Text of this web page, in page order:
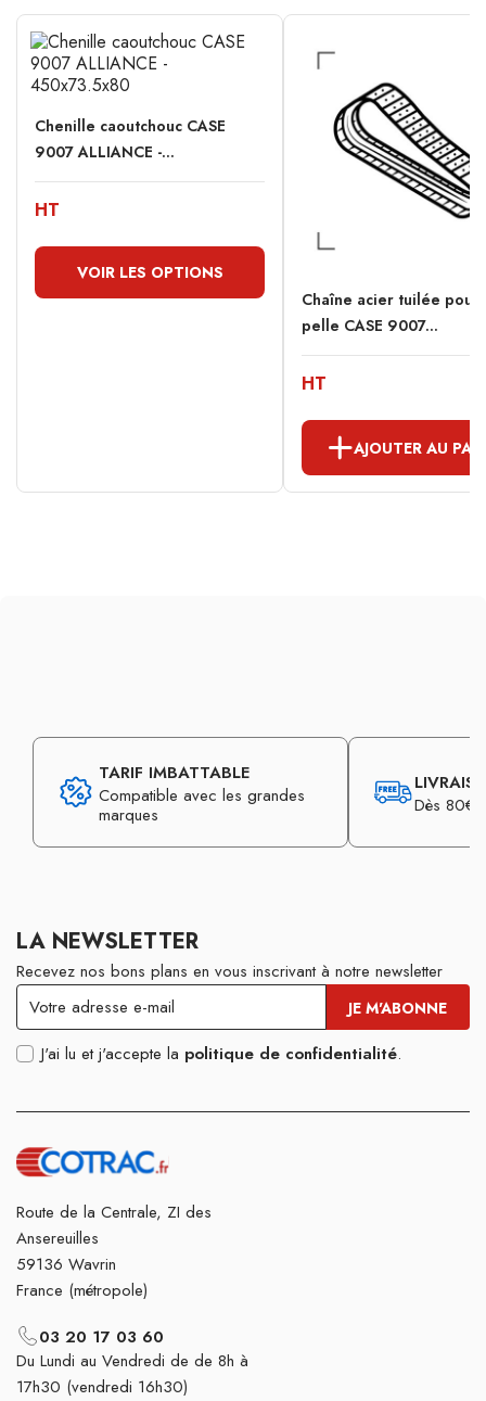
Chenille caoutchouc CASE
9007 ALLIANCE -...
HT
VOIR LES OPTIONS
Chaîne acier tuilée pour
pelle CASE 9007...
HT
AJOUTER AU
TARIF IMBATTABLE
Compatible avec les grandes
marques
Dès 80€
LA NEWSLETTER
Recevez nos bons plans en vous inscrivant à notre newsletter
J'ai lu et j'accepte la politique de confidentialité.
Route de la Centrale, ZI des
Ansereuilles
59136 Wavrin
France (métropole)
03 20 17 03 60
Du Lundi au Vendredi de de 8h à
17h30 (vendredi 16h30)